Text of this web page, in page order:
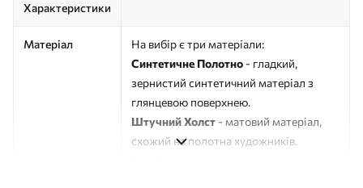
Характеристики
Матеріал
На вибір є три матеріали:
Синтетичне Полотно - гладкий,
зернистий синтетичний матеріал з
глянцевою поверхнею.
Штучний Холст - матовий матеріал,
схожий на полотна художників.